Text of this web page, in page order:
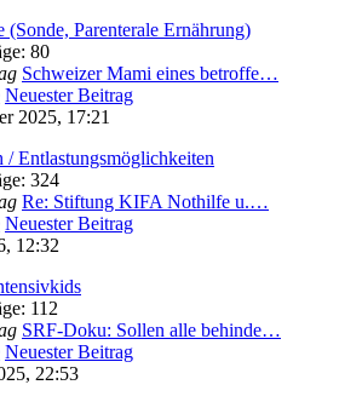
(Sonde, Parenterale Ernährung)
: 80
Schweizer Mami eines betroffe…
Neuester Beitrag
2025, 17:21
/ Entlastungsmöglichkeiten
: 324
Re: Stiftung KIFA Nothilfe u.…
Neuester Beitrag
12:32
: 112
SRF-Doku: Sollen alle behinde…
Neuester Beitrag
22:53